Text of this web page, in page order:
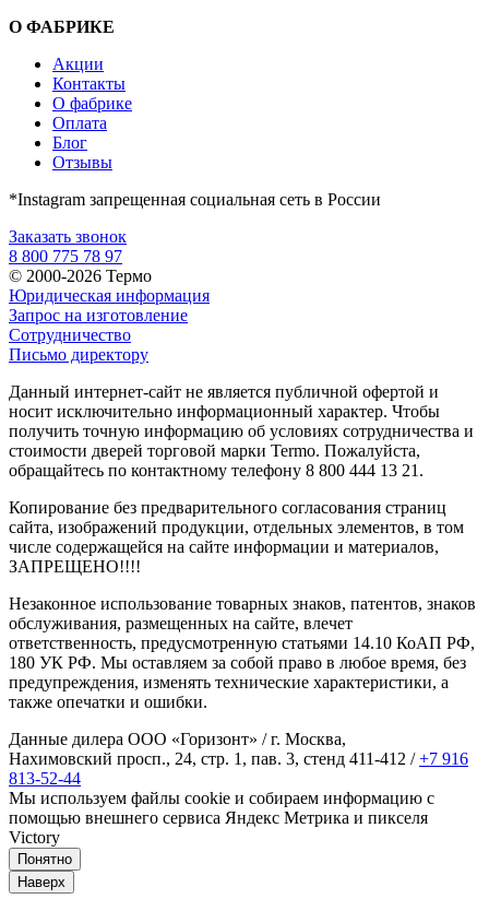
О ФАБРИКЕ
Акции
Контакты
О фабрике
Оплата
Блог
Отзывы
*Instagram запрещенная социальная сеть в России
Заказать звонок
8 800 775 78 97
© 2000-2026 Термо
Юридическая информация
Запрос на изготовление
Сотрудничество
Письмо директору
Данный интернет-сайт не является публичной офертой и
носит исключительно информационный характер. Чтобы
получить точную информацию об условиях сотрудничества и
стоимости дверей торговой марки Termo. Пожалуйста,
обращайтесь по контактному телефону 8 800 444 13 21.
Копирование без предварительного согласования страниц
сайта, изображений продукции, отдельных элементов, в том
числе содержащейся на сайте информации и материалов,
ЗАПРЕЩЕНО!!!!
Незаконное использование товарных знаков, патентов, знаков
обслуживания, размещенных на сайте, влечет
ответственность, предусмотренную статьями 14.10 КоАП РФ,
180 УК РФ. Мы оставляем за собой право в любое время, без
предупреждения, изменять технические характеристики, а
также опечатки и ошибки.
Данные дилера ООО «Горизонт» / г. Москва,
Нахимовский просп., 24, стр. 1, пав. 3, стенд 411-412 /+7 916
813-52-44
Мы используем файлы cookie и собираем информацию с
помощью внешнего сервиса Яндекс Метрика и пикселя
Victory
Понятно
Наверх